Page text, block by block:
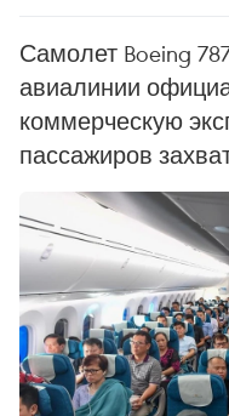
Самолет Boeing
авиалинии
коммерческую
пассажиров